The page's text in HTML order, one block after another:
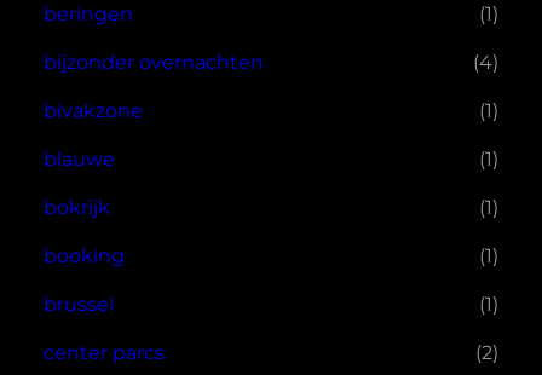
beringen (1)
bijzonder overnachten (4)
bivakzone (1)
blauwe (1)
bokrijk (1)
booking (1)
brussel (1)
center parcs (2)